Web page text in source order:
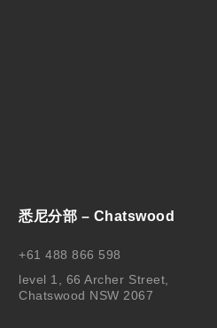
悉尼分部 – Chatswood
+61 488 866 598
level 1, 66 Archer Street,
Chatswood NSW 2067